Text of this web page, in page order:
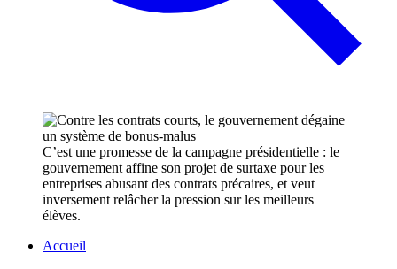
C’est une promesse de la campagne présidentielle : le
gouvernement affine son projet de surtaxe pour les
entreprises abusant des contrats précaires, et veut
inversement relâcher la pression sur les meilleurs
élèves.
Accueil